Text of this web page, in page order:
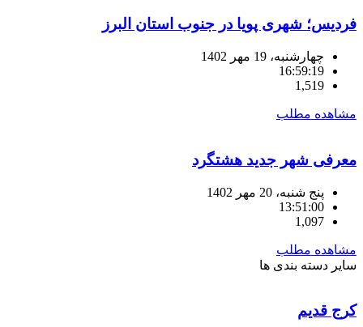
فردیس؛ شهری پویا در جنوب استان البرز
چهارشنبه، 19 مهر 1402
16:59:19
1,519
مشاهده مطلب
معرفی شهر جدید هشتگرد
پنج شنبه، 20 مهر 1402
13:51:00
1,097
مشاهده مطلب
سایر دسته بندی ها
کرج قدیم